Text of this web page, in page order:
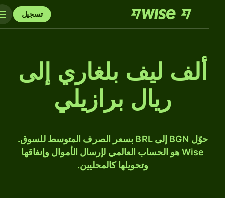
تسجيل
ألف ليف بلغاري إلى
ريال برازيلي
حوّل BGN إلى BRL بسعر الصرف المتوسط للسوق.
Wise هو الحساب العالمي لإرسال الأموال وإنفاقها
وتحويلها كالمحليين.